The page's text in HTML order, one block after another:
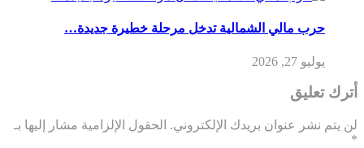
حرب مالي الشمالية تدخل مرحلة خطيرة جديدة…
يوليو 27, 2026
أترك تعليق
لن يتم نشر عنوان بريدك الإلكتروني. الحقول الإلزامية مشار إليها بـ
*